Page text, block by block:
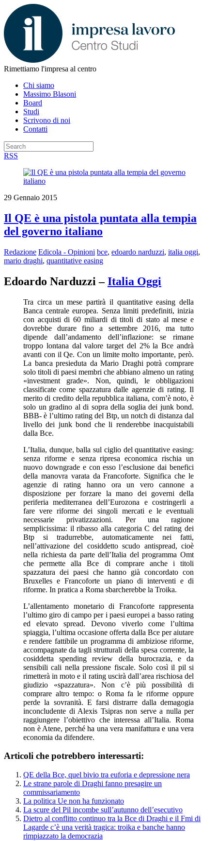
Rimettiamo l'impresa al centro
Chi siamo
Massimo Blasoni
Board
Studi
Scrivono di noi
Contatti
RSS
29 Gennaio 2015
Il QE è una pistola puntata alla tempia
del governo italiano
Redazione Edicola - Opinioni bce, edoardo narduzzi, italia oggi,
mario draghi, quantitative easing
Edoardo Narduzzi –Italia Oggi
Tra circa un mese partirà il quantitative easing della
Banca centrale europea. Senza limiti predefiniti, inizia
con acquisti di 60 miliardi di titoli di stato al mese e
dovrebbe durare fino a settembre 2016, ma tutto
dipende dall’andamento dell’inflazione: se rimane
troppo lontana dal valore target del 2% la Bce andrà
avanti con il Qe. Con un limite molto importante, però.
La banca presieduta da Mario Draghi potrà comprare
solo titoli di paesi membri che abbiano almeno un rating
«investment grade». Non, quindi, le obbligazioni
classificate come spazzatura dalle agenzie di rating. Il
merito di credito della repubblica italiana, com’è noto, è
solo un gradino al di sopra della soglia dei junk bond.
BBB- è l’ultimo rating del Btp, un notch di distanza dal
livello dei junk bond che li renderebbe inacquistabili
dalla Bce.
L’Italia, dunque, balla sul ciglio del quantitative easing:
senza riforme e senza ripresa economica rischia un
nuovo downgrade e con esso l’esclusione dai benefici
della manovra varata da Francoforte. Significa che le
agenzie di rating hanno ora un vero cannone a
disposizione per forzare la mano dei governi della
periferia mediterranea dell’Eurozona e costringerli a
fare vere riforme dei singoli mercati e le eventuali
necessarie privatizzazioni. Per una ragione
semplicissima: il ribasso alla categoria C del rating dei
Btp si tradurrebbe, automaticamente nei fatti,
nell’attivazione del cosiddetto scudo antispread, cioè
nella richiesta da parte dell’Italia del programma Omt
che permette alla Bce di comprare anche i titoli
spazzatura dei paesi che hanno già concordato con
Bruxelles e Francoforte un piano di interventi e di
riforme. In pratica a Roma sbarcherebbe la Troika.
L’allentamento monetario di Francoforte rappresenta
l’ultimo giro di campo per i paesi europei a basso rating
ed elevato spread. Devono viverlo come l’ultima
spiaggia, l’ultima occasione offerta dalla Bce per aiutare
e rendere fattibile un programma di ambiziose riforme,
accompagnate da tagli strutturali della spesa corrente, la
cosiddetta spending review della burocrazia, e da
sensibili cali nella pressione fiscale. Solo così il pil si
rimetterà in moto e il rating uscirà dall’area rischiosa del
giudizio «spazzatura». Non c’è più possibilità di
comprare altro tempo: o Roma fa le riforme oppure
perde la sovranità. E farsi distrarre dalla demagogia
inconcludente di Alexis Tsipras non serve a nulla per
raggiungere l’obiettivo che interessa all’Italia. Roma
non è Atene, perché ha una vera manifattura e una vera
economia da difendere.
Articoli che potrebbero interessarti:
QE della Bce, quel bivio tra euforia e depressione nera
Le strane parole di Draghi fanno presagire un
commissariamento
La politica Ue non ha funzionato
La scure del Pil incombe sull’autunno dell’esecutivo
Dietro al conflitto continuo tra la Bce di Draghi e il Fmi di
Lagarde c’è una verità tragica: troika e banche hanno
rimpiazzato la democrazia